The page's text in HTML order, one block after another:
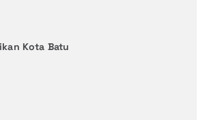
Kota Batu